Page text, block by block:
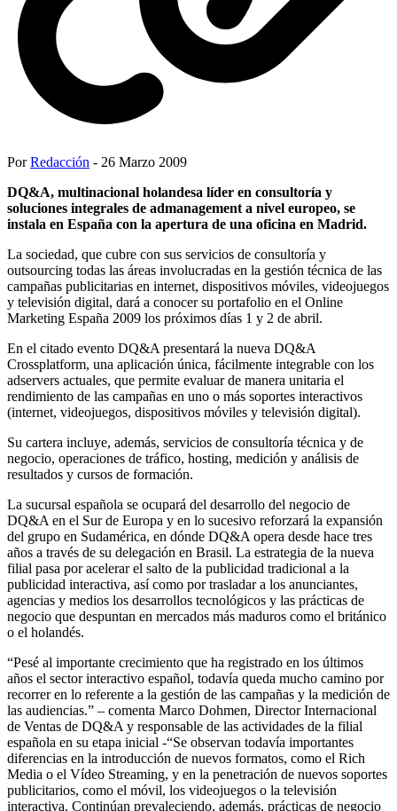
PorRedacción - 26 Marzo 2009
DQ&A, multinacional holandesa líder en consultoría y
soluciones integrales de admanagement a nivel europeo, se
instala en España con la apertura de una oficina en Madrid.
La sociedad, que cubre con sus servicios de consultoría y
outsourcing todas las áreas involucradas en la gestión técnica de las
campañas publicitarias en internet, dispositivos móviles, videojuegos
y televisión digital, dará a conocer su portafolio en el Online
Marketing España 2009 los próximos días 1 y 2 de abril.
En el citado evento DQ&A presentará la nueva DQ&A
Crossplatform, una aplicación única, fácilmente integrable con los
adservers actuales, que permite evaluar de manera unitaria el
rendimiento de las campañas en uno o más soportes interactivos
(internet, videojuegos, dispositivos móviles y televisión digital).
Su cartera incluye, además, servicios de consultoría técnica y de
negocio, operaciones de tráfico, hosting, medición y análisis de
resultados y cursos de formación.
La sucursal española se ocupará del desarrollo del negocio de
DQ&A en el Sur de Europa y en lo sucesivo reforzará la expansión
del grupo en Sudamérica, en dónde DQ&A opera desde hace tres
años a través de su delegación en Brasil. La estrategia de la nueva
filial pasa por acelerar el salto de la publicidad tradicional a la
publicidad interactiva, así como por trasladar a los anunciantes,
agencias y medios los desarrollos tecnológicos y las prácticas de
negocio que despuntan en mercados más maduros como el británico
o el holandés.
“Pesé al importante crecimiento que ha registrado en los últimos
años el sector interactivo español, todavía queda mucho camino por
recorrer en lo referente a la gestión de las campañas y la medición de
las audiencias.” – comenta Marco Dohmen, Director Internacional
de Ventas de DQ&A y responsable de las actividades de la filial
española en su etapa inicial -“Se observan todavía importantes
diferencias en la introducción de nuevos formatos, como el Rich
Media o el Vídeo Streaming, y en la penetración de nuevos soportes
publicitarios, como el móvil, los videojuegos o la televisión
interactiva. Continúan prevaleciendo, además, prácticas de negocio